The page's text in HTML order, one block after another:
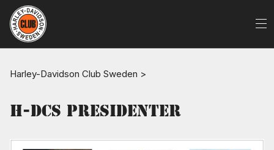
Harley-Davidson Club Sweden >
H-DCS Presidenter